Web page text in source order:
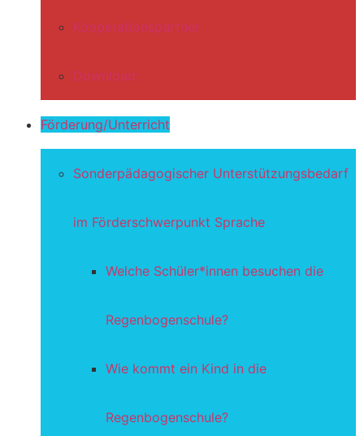
Kooperationspartner
Download
Förderung/Unterricht
Sonderpädagogischer Unterstützungsbedarf
im Förderschwerpunkt Sprache
Welche Schüler*innen besuchen die
Regenbogenschule?
Wie kommt ein Kind in die
Regenbogenschule?